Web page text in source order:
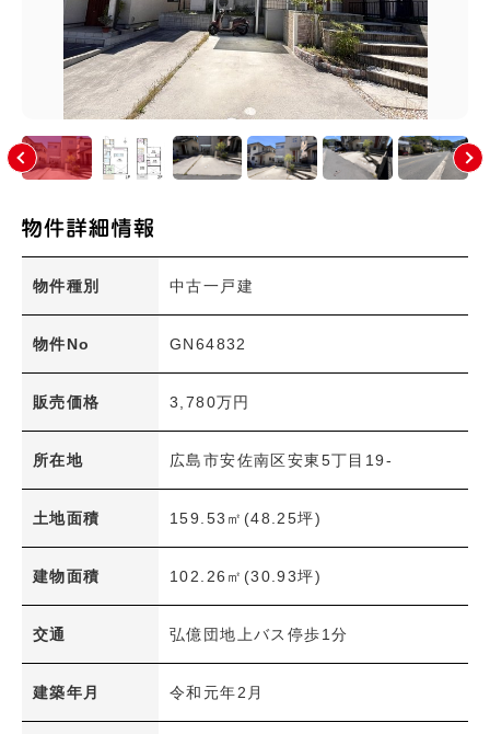
価格
〜
土地面積
建物面積
〜
1R・1K～1LDK
その他
広島電鉄
検 索 内容をクリア
物件種別 中古一戸建
物件No GN64832
販売価格 3,780万円
所在地 広島市安佐南区安東5丁目19-
土地面積 159.53㎡(48.25坪)
建物面積 102.26㎡(30.93坪)
交通 弘億団地上バス停歩1分
建築年月 令和元年2月